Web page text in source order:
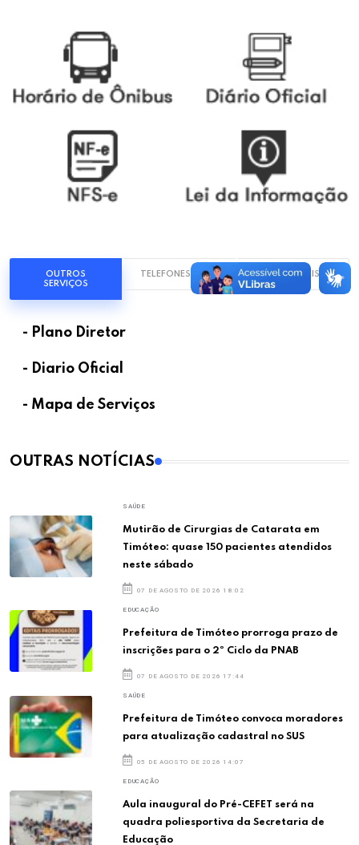
OUTROS
SERVIÇOS
TELEFONES UTÉIS LINKS UTÉIS
- Plano Diretor
- Diario Oficial
- Mapa de Serviços
OUTRAS NOTÍCIAS
SAÚDE
Mutirão de Cirurgias de Catarata em
Timóteo: quase 150 pacientes atendidos
neste sábado
07 DE AGOSTO DE 2026 18:02
EDUCAÇÃO
Prefeitura de Timóteo prorroga prazo de
inscrições para o 2º Ciclo da PNAB
07 DE AGOSTO DE 2026 17:44
SAÚDE
Prefeitura de Timóteo convoca moradores
para atualização cadastral no SUS
05 DE AGOSTO DE 2026 14:07
EDUCAÇÃO
Aula inaugural do Pré-CEFET será na
quadra poliesportiva da Secretaria de
Educação